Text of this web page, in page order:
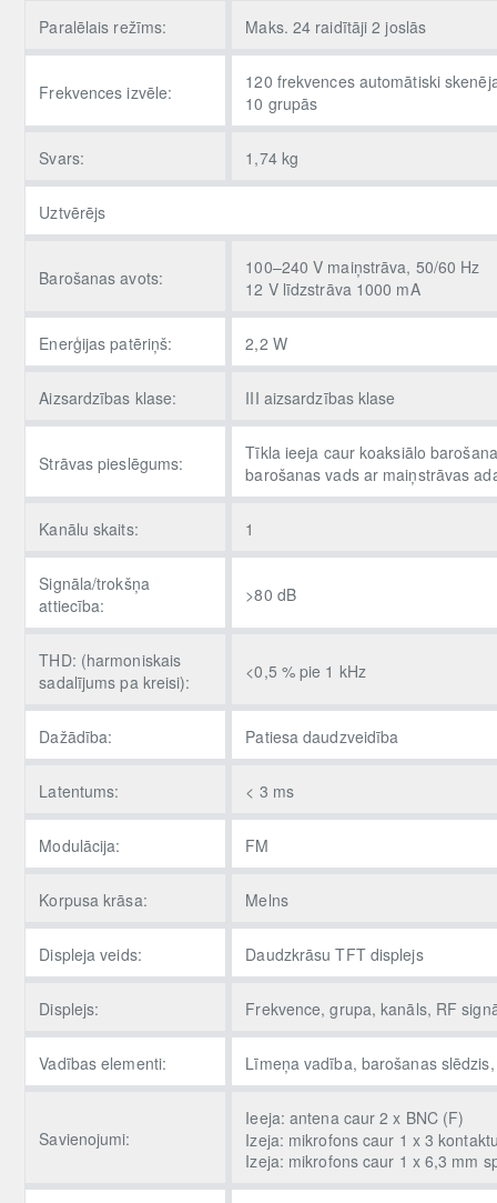
Paralēlais režīms: Maks. 24 raidītāji 2 joslās
Frekvences izvēle:
120 frekvences automātiski
10 grupās
Svars: 1,74 kg
Uztvērējs
Barošanas avots:
100–240 V maiņstrāva, 50/60 Hz
12 V līdzstrāva 1000 mA
Enerģijas patēriņš: 2,2 W
Aizsardzības klase: III aizsardzības klase
Strāvas pieslēgums:
Tīkla ieeja caur koaksiālo
barošanas vads ar maiņstrāvas
Kanālu skaits: 1
Signāla/trokšņa
attiecība:
>80 dB
THD: (harmoniskais
sadalījums pa kreisi):
<0,5 % pie 1 kHz
Dažādība: Patiesa daudzveidība
Latentums: < 3 ms
Modulācija: FM
Korpusa krāsa: Melns
Displeja veids: Daudzkrāsu TFT displejs
Displejs: Frekvence, grupa, kanāls, RF
Vadības elementi: Līmeņa vadība, barošanas
Savienojumi:
Ieeja: antena caur 2 x BNC (F)
Izeja: mikrofons caur 1 x 3
Izeja: mikrofons caur 1 x 6,3 mm